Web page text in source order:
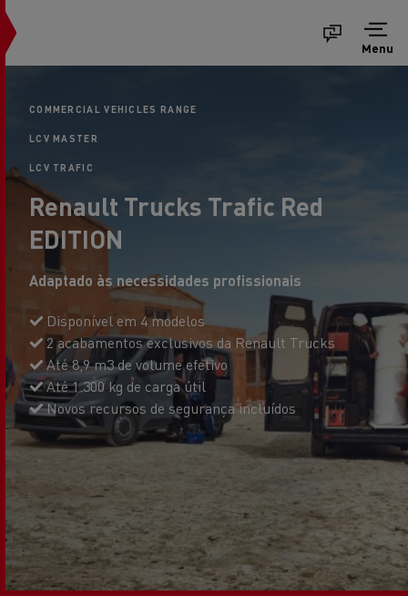
Menu
COMMERCIAL VEHICLES RANGE
LCV MASTER
LCV TRAFIC
Renault Trucks Trafic Red
EDITION
Adaptado às necessidades profissionais
Disponível em 4 modelos
2 acabamentos exclusivos da Renault Trucks
Até 8,9 m3 de volume efetivo
Até 1.300 kg de carga útil
Novos recursos de segurança incluídos